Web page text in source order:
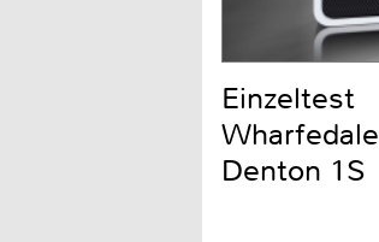
Einzeltest
Wharfedale
Denton 1S